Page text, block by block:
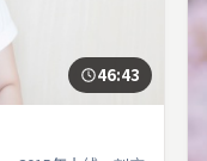
46:43